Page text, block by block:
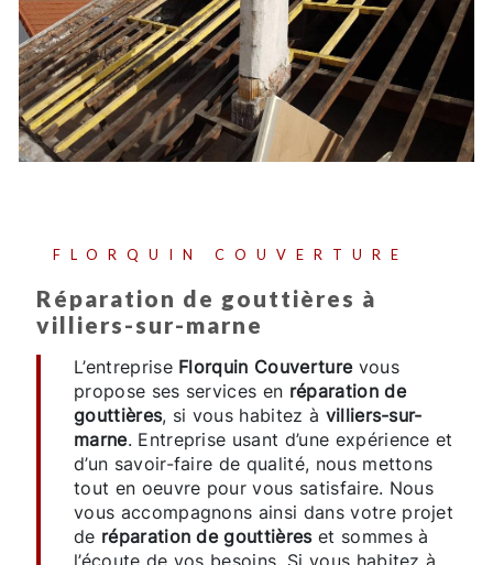
FLORQUIN COUVERTURE
réparation de gouttières à
villiers-sur-marne
L’entreprise Florquin Couverturevous
propose ses services en réparation de
gouttières, si vous habitez à villiers-sur-
marne. Entreprise usant d’une expérience et
d’un savoir-faire de qualité, nous mettons
tout en oeuvre pour vous satisfaire. Nous
vous accompagnons ainsi dans votre projet
de réparation de gouttièreset sommes à
l’écoute de vos besoins. Si vous habitez à